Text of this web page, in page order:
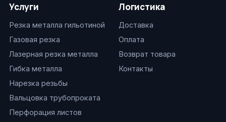
Услуги
Резка металла гильотиной
Газовая резка
Лазерная резка металла
Гибка металла
Нарезка резьбы
Вальцовка трубопроката
Перфорация листов
Логистика
Доставка
Оплата
Возврат товара
Контакты